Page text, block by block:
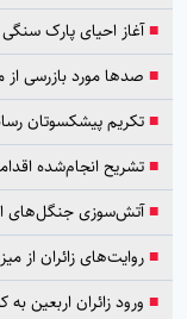
■آغاز احیای پارک سنگی
■ صدها مورد بازرسی از
■تکریم پیشکسوتان
■تشریح انجام‌شده
■آتش‌سوزی جنگل‌های
■روایت‌های زائران از
■ ورود زائران اربعین